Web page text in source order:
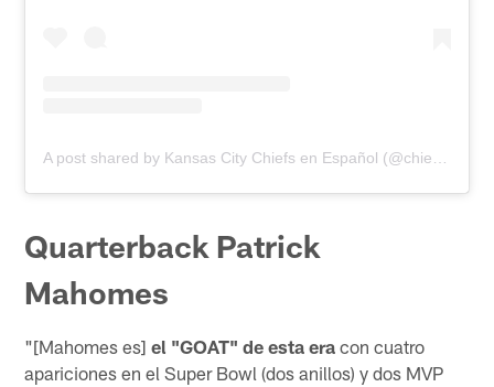
Quarterback Patrick
Mahomes
"[Mahomes es]el "GOAT" de esta era con cuatro
apariciones en el Super Bowl (dos anillos) y dos MVP